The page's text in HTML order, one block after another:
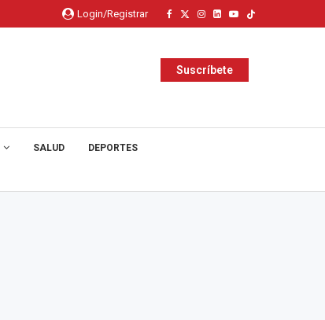
Login/Registrar
Suscríbete
SALUD DEPORTES